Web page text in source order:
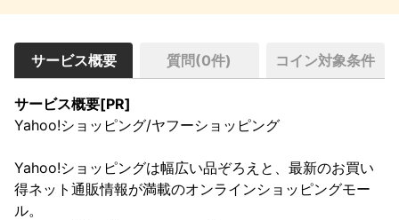
サービス概要 質問(0件) コイン対象条件
サービス概要[PR]
Yahoo!ショッピング/ヤフーショッピング
Yahoo!ショッピングは幅広い品ぞろえと、最新のお買い
得ネット通販情報が満載のオンラインショッピングモー
ル。